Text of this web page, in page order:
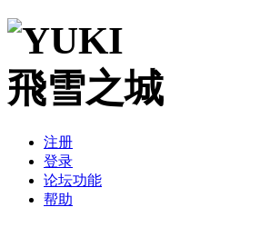
注册
登录
论坛功能
帮助